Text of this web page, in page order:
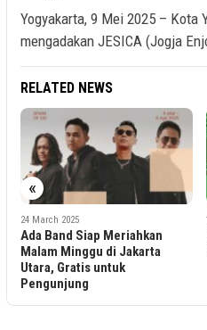
Yogyakarta, 9 Mei 2025 – Kota
mengadakan JESICA (Jogja
RELATED NEWS
«
24 March 2025
Ada Band Siap Meriahkan
Malam Minggu di Jakarta
Utara, Gratis untuk
Pengunjung